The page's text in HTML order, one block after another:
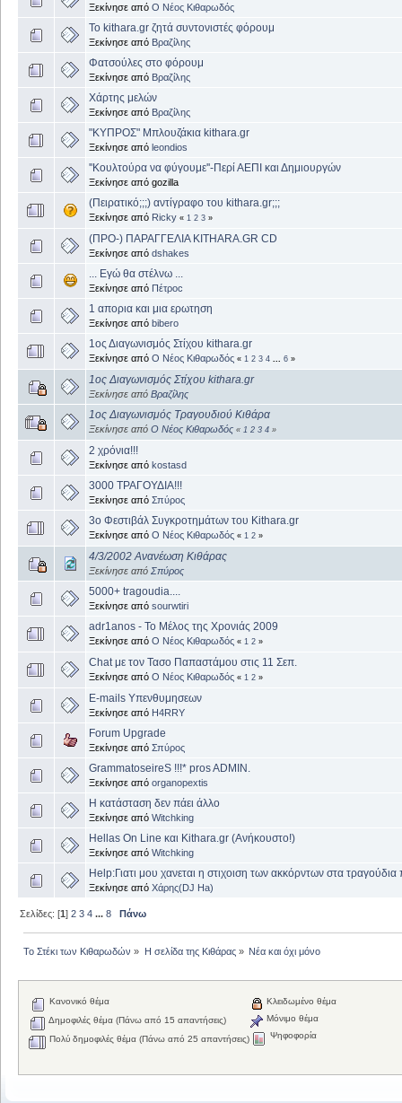
Ξεκίνησε από Ο Νέος Κιθαρωδός
Το kithara.gr ζητά συντονιστές φόρουμ
Ξεκίνησε από Βραζίλης
Φατσούλες στο φόρουμ
Ξεκίνησε από Βραζίλης
Χάρτης μελών
Ξεκίνησε από Βραζίλης
"ΚΥΠΡΟΣ" Μπλουζάκια kithara.gr
Ξεκίνησε από leondios
''Κουλτούρα να φύγουμε''-Περί ΑΕΠΙ και Δημιουργών
Ξεκίνησε από gozilla
(Πειρατικό;;;) αντίγραφο του kithara.gr;;;
Ξεκίνησε από Ricky « 1 2 3 »
(ΠΡΟ-) ΠΑΡΑΓΓΕΛΙΑ KITHARA.GR CD
Ξεκίνησε από dshakes
... Εγώ θα στέλνω ...
Ξεκίνησε από Πέτροc
1 απορια και μια ερωτηση
Ξεκίνησε από bibero
1ος Διαγωνισμός Στίχου kithara.gr
Ξεκίνησε από Ο Νέος Κιθαρωδός « 1 2 3 4 6 »
1ος Διαγωνισμός Στίχου kithara.gr
Ξεκίνησε από Βραζίλης
1ος Διαγωνισμός Τραγουδιού Κιθάρα
Ξεκίνησε από Ο Νέος Κιθαρωδός « 1 2 3 4 »
2 χρόνια!!!
Ξεκίνησε από kostasd
3000 ΤΡΑΓΟΥΔΙΑ!!!
Ξεκίνησε από Σπύρος
3o Φεστιβάλ Συγκροτημάτων του Kithara.gr
Ξεκίνησε από Ο Νέος Κιθαρωδός « 1 2 »
4/3/2002 Ανανέωση Κιθάρας
Ξεκίνησε από Σπύρος
5000+ tragoudia....
Ξεκίνησε από sourwtiri
adr1anos - Το Μέλος της Χρονιάς 2009
Ξεκίνησε από Ο Νέος Κιθαρωδός « 1 2 »
Chat με τον Τασο Παπαστάμου στις 11 Σεπ.
Ξεκίνησε από Ο Νέος Κιθαρωδός « 1 2 »
E-mails Yπενθυμησεων
Ξεκίνησε από H4RRY
Forum Upgrade
Ξεκίνησε από Σπύρος
GrammatoseireS !!!* pros ADMIN.
Ξεκίνησε από organopextis
H κατάσταση δεν πάει άλλο
Ξεκίνησε από Witchking
Hellas On Line και Kithara.gr (Ανήκουστο!)
Ξεκίνησε από Witchking
Help:Γιατι μου χανεται η στιχοιση των ακκόρντων στα
Ξεκίνησε από Χάρης(DJ Ha)
Σελίδες: [1]2 3 4 ...8 Πάνω
Το Στέκι των Κιθαρωδών » Η σελίδα της Κιθάρας» Νέα και όχι μόνο
Κανονικό θέμα
Δημοφιλές θέμα (Πάνω από 15 απαντήσεις)
Πολύ δημοφιλές θέμα (Πάνω από 25 απαντήσεις)
Κλειδωμένο θέμα
Μόνιμο θέμα
Ψηφοφορία